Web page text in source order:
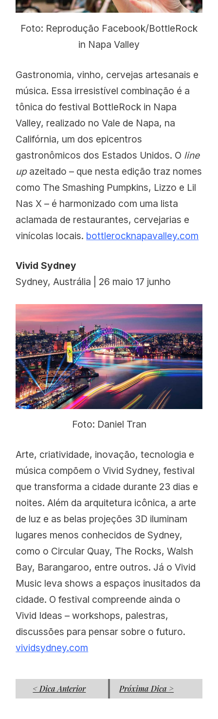
Foto: Reprodução Facebook/BottleRock
in Napa Valley
Gastronomia, vinho, cervejas artesanais e
música. Essa irresistível combinação é a
tônica do festival BottleRock in Napa
Valley, realizado no Vale de Napa, na
Califórnia, um dos epicentros
gastronômicos dos Estados Unidos. O line
upazeitado – que nesta edição traz nomes
como The Smashing Pumpkins, Lizzo e Lil
Nas X – é harmonizado com uma lista
aclamada de restaurantes, cervejarias e
vinícolas locais. bottlerocknapavalley.com
Vivid Sydney
Sydney, Austrália | 26 maio 17 junho
Foto: Daniel Tran
Arte, criatividade, inovação, tecnologia e
música compõem o Vivid Sydney, festival
que transforma a cidade durante 23 dias e
noites. Além da arquitetura icônica, a arte
de luz e as belas projeções 3D iluminam
lugares menos conhecidos de Sydney,
como o Circular Quay, The Rocks, Walsh
Bay, Barangaroo, entre outros. Já o Vivid
Music leva shows a espaços inusitados da
cidade. O festival compreende ainda o
Vivid Ideas – workshops, palestras,
discussões para pensar sobre o futuro.
vividsydney.com
< Dica Anterior Próxima Dica >